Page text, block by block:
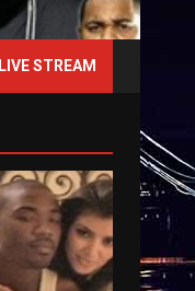
LIVE STREAM